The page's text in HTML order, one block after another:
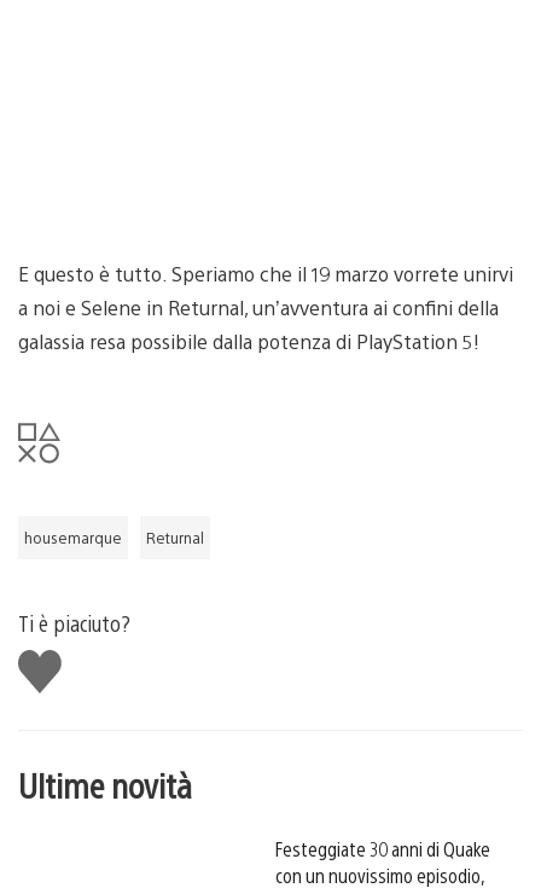
E questo è tutto. Speriamo che il 19 marzo vorrete unirvi
a noi e Selene in Returnal, un’avventura ai confini della
galassia resa possibile dalla potenza di PlayStation 5!
housemarque Returnal
Ti è piaciuto?
Mi
piace
Ultime novità
Festeggiate 30 anni di Quake
con un nuovissimo episodio,